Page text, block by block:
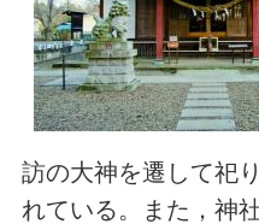
訪の大神を遷して祀
れている。また，神